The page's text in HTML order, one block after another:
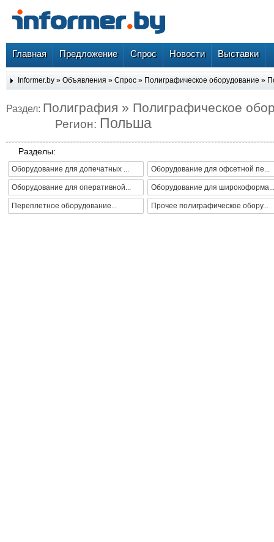
Главная Предложение Спрос Новости Выставки
Informer.by » Объявления » Спрос » Полиграфическое оборудование »
Раздел: Полиграфия » Полиграфическое
Регион: Польша
Разделы:
Оборудование для допечатных ... Оборудование для офсетной пе...
Оборудование для оперативной... Оборудование для широкоформа...
Переплетное оборудование... Прочее полиграфическое обору...